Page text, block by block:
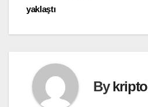
yaklaştı
By